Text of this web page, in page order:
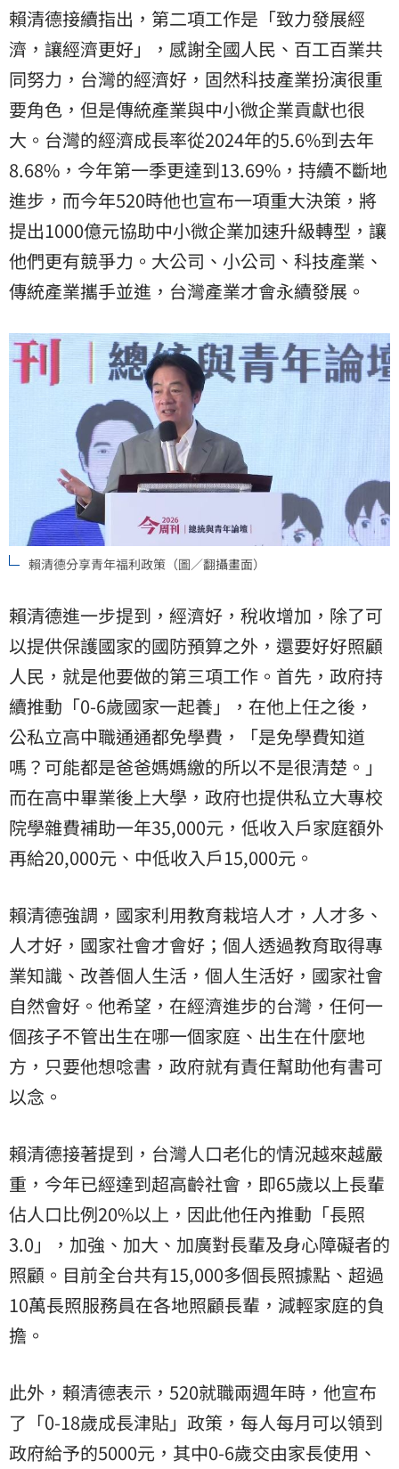
賴清德接續指出，第二項工作是「致力發展經
濟，讓經濟更好」，感謝全國人民、百工百業共
同努力，台灣的經濟好，固然科技產業扮演很重
要角色，但是傳統產業與中小微企業貢獻也很
大。台灣的經濟成長率從2024年的5.6%到去年
8.68%，今年第一季更達到13.69%，持續不斷地
進步，而今年520時他也宣布一項重大決策，將
提出1000億元協助中小微企業加速升級轉型，讓
他們更有競爭力。大公司、小公司、科技產業、
傳統產業攜手並進，台灣產業才會永續發展。
賴清德分享青年福利政策（圖／翻攝畫面）
賴清德進一步提到，經濟好，稅收增加，除了可
以提供保護國家的國防預算之外，還要好好照顧
人民，就是他要做的第三項工作。首先，政府持
續推動「0-6歲國家一起養」，在他上任之後，
公私立高中職通通都免學費，「是免學費知道
嗎？可能都是爸爸媽媽繳的所以不是很清楚。」
而在高中畢業後上大學，政府也提供私立大專校
院學雜費補助一年35,000元，低收入戶家庭額外
再給20,000元、中低收入戶15,000元。
賴清德強調，國家利用教育栽培人才，人才多、
人才好，國家社會才會好；個人透過教育取得專
業知識、改善個人生活，個人生活好，國家社會
自然會好。他希望，在經濟進步的台灣，任何一
個孩子不管出生在哪一個家庭、出生在什麼地
方，只要他想唸書，政府就有責任幫助他有書可
以念。
賴清德接著提到，台灣人口老化的情況越來越嚴
重，今年已經達到超高齡社會，即65歲以上長輩
佔人口比例20%以上，因此他任內推動「長照
3.0」，加強、加大、加廣對長輩及身心障礙者的
照顧。目前全台共有15,000多個長照據點、超過
10萬長照服務員在各地照顧長輩，減輕家庭的負
擔。
此外，賴清德表示，520就職兩週年時，他宣布
了「0-18歲成長津貼」政策，每人每月可以領到
政府給予的5000元，其中0-6歲交由家長使用、